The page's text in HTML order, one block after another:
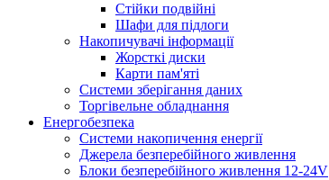
Стійки подвійні
Шафи для підлоги
Накопичувачі інформації
Жорсткі диски
Карти пам'яті
Системи зберігання даних
Торгівельне обладнання
Енергобезпека
Системи накопичення енергії
Джерела безперебійного живлення
Блоки безперебійного живлення 12-24V